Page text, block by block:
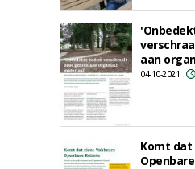
aan
04-10-2021
Komt dat